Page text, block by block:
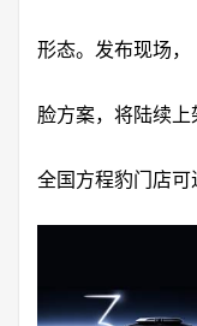
形态。发布现场
脸方案，将陆续上
全国方程豹门店可